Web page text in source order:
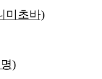
미초바)
)